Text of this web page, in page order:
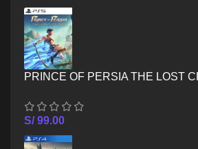
PRINCE OF PERSIA THE LOST
S/99.00